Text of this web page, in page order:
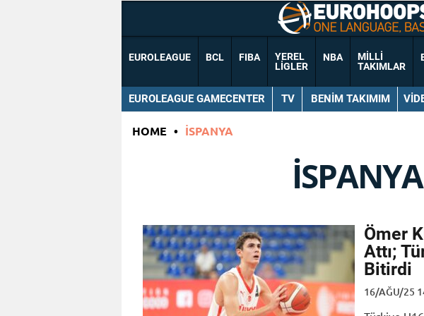
EUROLEAGUE BCL FIBA
YEREL
LIGLER
NBA
MILLI
TAKIMLAR
EUROLEAGUE GAMECENTER TV BENIM TAKIMIM
HOME • İSPANYA
İSPANYA
Ömer
Attı;
Bitirdi
16/AĞU/25